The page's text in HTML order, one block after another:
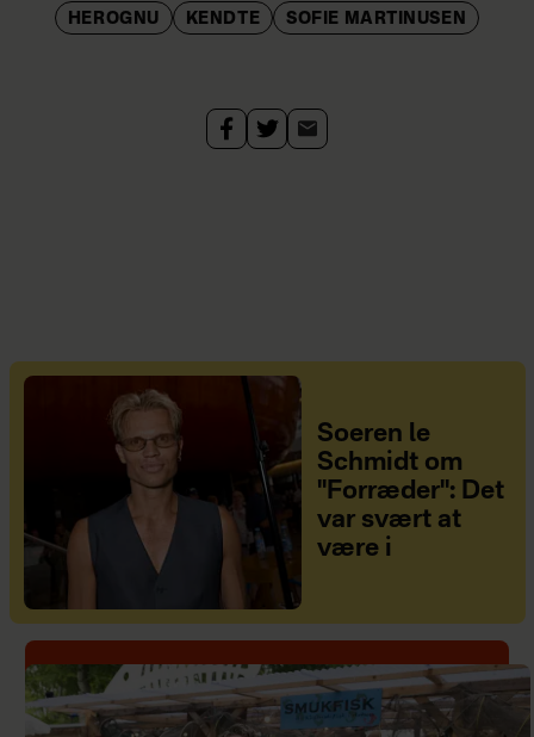
HEROGNU KENDTE SOFIE MARTINUSEN
Soeren le
Schmidt om
"Forræder": Det
var svært at
være i